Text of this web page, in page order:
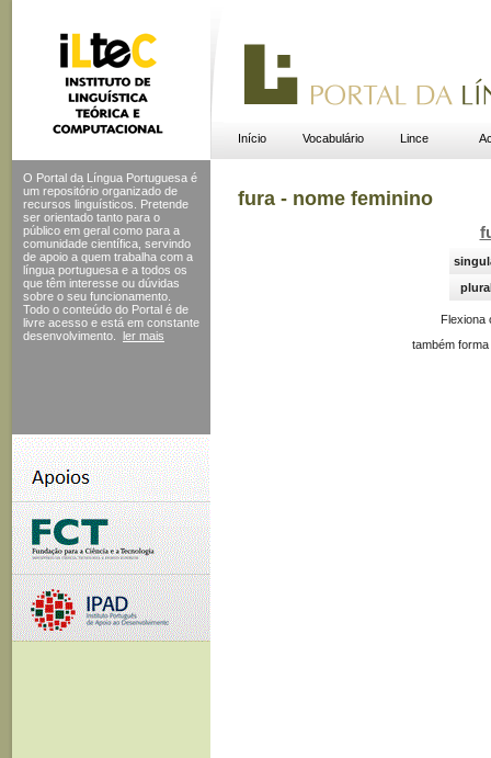
Início Vocabulário Lince
O Portal da Língua Portuguesa é
um repositório organizado de
recursos linguísticos. Pretende
ser orientado tanto para o
público em geral como para a
comunidade científica, servindo
de apoio a quem trabalha com a
língua portuguesa e a todos os
que têm interesse ou dúvidas
sobre o seu funcionamento.
Todo o conteúdo do Portal é de
livre acesso e está em constante
desenvolvimento.
ler mais
fura - nome feminino
Flexiona
também